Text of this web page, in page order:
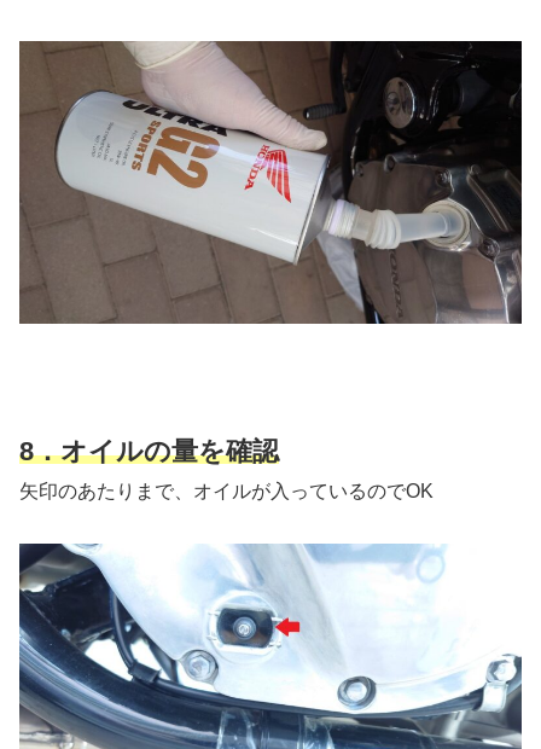
8．オイルの量を確認
矢印のあたりまで、オイルが入っているのでOK